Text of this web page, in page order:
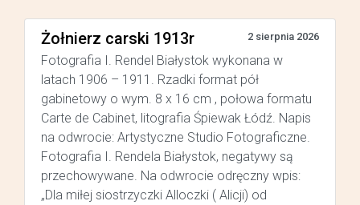
Żołnierz carski 1913r 2 sierpnia 2026
Fotografia I. Rendel Białystok wykonana w
latach 1906 – 1911. Rzadki format pół
gabinetowy o wym. 8 x 16 cm , połowa formatu
Carte de Cabinet, litografia Śpiewak Łódź. Napis
na odwrocie: Artystyczne Studio Fotograficzne.
Fotografia I. Rendela Białystok, negatywy są
przechowywane. Na odwrocie odręczny wpis:
„Dla miłej siostrzyczki Alloczki ( Alicji) od